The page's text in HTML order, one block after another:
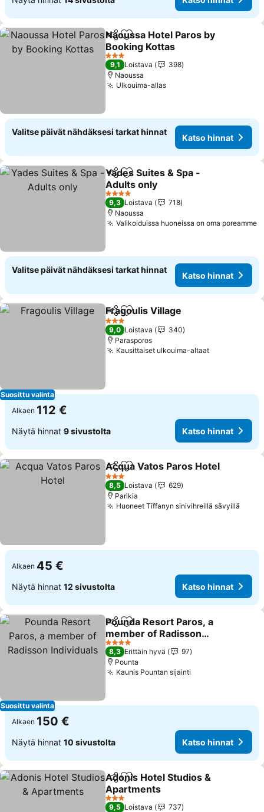
Jaa Lisää suosikkeihin
Naoussa Hotel Paros by
Booking Kottas
3 Tähtiluokitus
9,1 Loistava
398
Naoussa
Ulkouima-allas
Valitse päivät nähdäksesi tarkat hinnat
Katso hinnat
Jaa Lisää suosikkeihin
Yades Suites & Spa -
Adults only
4 Tähtiluokitus
9,3 Loistava
718
Naoussa
Valikoiduissa huoneissa on oma poreamme
Valitse päivät nähdäksesi tarkat hinnat
Katso hinnat
Suosittu valinta
Jaa Lisää suosikkeihin
Fragoulis Village
3 Tähtiluokitus
9,0 Loistava
340
Parasporos
Kausittaiset ulkouima-altaat
Alkaen 112 €
Näytä hinnat 9 sivustolta Katso hinnat
Jaa Lisää suosikkeihin
Acqua Vatos Paros Hotel
3 Tähtiluokitus
8,5 Loistava
629
Parikia
Huoneet Tiffanyn sinivihreillä sävyillä
Alkaen 45 €
Näytä hinnat 12 sivustolta Katso hinnat
Suosittu valinta
Jaa Lisää suosikkeihin
Pounda Resort Paros, a
member of Radisson
Individuals
4 Tähtiluokitus
8,3 Erittäin hyvä
97
Pounta
Kaunis Pountan sijainti
Alkaen 150 €
Näytä hinnat 10 sivustolta Katso hinnat
Jaa Lisää suosikkeihin
Adonis Hotel Studios &
Apartments
3 Tähtiluokitus
9,5 Loistava
737